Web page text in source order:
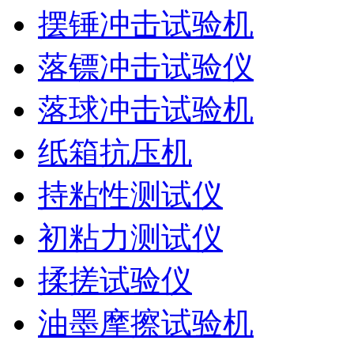
摆锤冲击试验机
落镖冲击试验仪
落球冲击试验机
纸箱抗压机
持粘性测试仪
初粘力测试仪
揉搓试验仪
油墨摩擦试验机